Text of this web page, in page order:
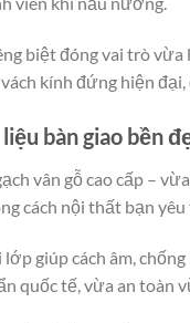
biệt đóng vai trò
kính đứng hiện
bàn giao bền
vân gỗ cao cấp –
cách nội thất bạn yêu
lớp giúp cách âm,
quốc tế, vừa an toàn